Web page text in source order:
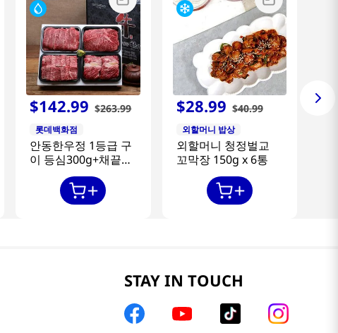
$142.99 $263.99
롯데백화점
안동한우정 1등급 구
이 등심300g+채끝
300g+특수부위
300g+갈비살300g
$28.99 $40.99
외할머니 밥상
외할머니 청정벌교
꼬막장 150g x 6통
STAY IN TOUCH